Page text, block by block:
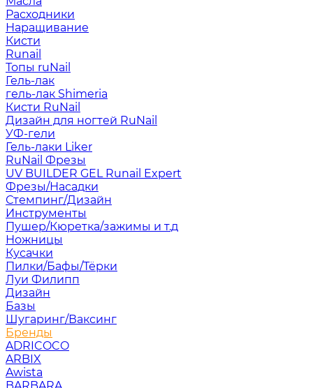
Расходники
Наращивание
Кисти
Runail
Топы ruNail
Гель-лак
гель-лак Shimeria
Кисти RuNail
Дизайн для ногтей RuNail
УФ-гели
Гель-лаки Liker
RuNail Фрезы
UV BUILDER GEL Runail Expert
Фрезы/Насадки
Стемпинг/Дизайн
Инструменты
Пушер/Кюретка/зажимы и т.д
Ножницы
Кусачки
Пилки/Бафы/Тёрки
Луи Филипп
Дизайн
Базы
Шугаринг/Ваксинг
Бренды
ADRICOCO
ARBIX
Awista